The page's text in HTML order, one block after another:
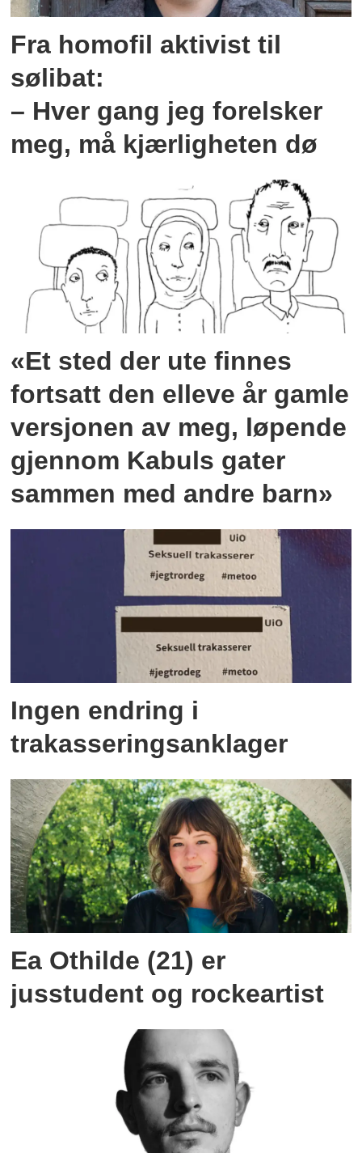
Fra homofil aktivist til
sølibat:
– Hver gang jeg forelsker
meg, må kjærligheten dø
«Et sted der ute finnes
fortsatt den elleve år gamle
versjonen av meg, løpende
gjennom Kabuls gater
sammen med andre barn»
Ingen endring i
trakasseringsanklager
Ea Othilde (21) er
jusstudent og rockeartist